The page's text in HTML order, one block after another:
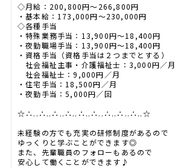
◇月給：200,800円～266,800円
・基本給：173,000円〜230,000円
◇各種手当
・特殊業務手当：13,900円〜18,400円
・夜勤職場手当：13,900円〜18,400円
・資格手当（資格手当は２つまでとする）
社会福祉主事・介護福祉士：3,000円／月
社会福祉士：9,000円／月
・住宅手当：18,500円／月
・夜勤手当：5,000円／回
☆∴..∴..∴..∴..∴..∴..∴..∴..∴..☆
未経験の方でも充実の研修制度があるので
ゆっくりと学ぶことができます◎
また、先輩職員のフォローもあるので
安心して働くことができます♪